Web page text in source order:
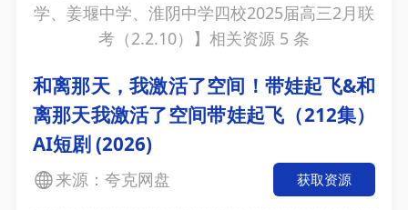
学、姜堰中学、淮阴中学四校2025届高三2月联
考（2.2.10） 】相关资源 5 条
和离那天，我激活了空间！带娃起飞&和
离那天我激活了空间带娃起飞（212集）
AI短剧 (2026)
来源：夸克网盘 获取资源